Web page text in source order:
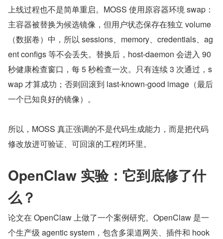
上线过程也不是简单重启。MOSS 使用原容器环境 swap：
主容器被替换为候选镜像，但用户状态保存在独立 volume
（数据卷）中，所以 sessions、memory、credentials、ag
ent configs 等不会丢失。替换后，host-daemon 会进入 90
秒健康检查窗口，每 5 秒检查一次。只有连续 3 次通过，s
wap 才算成功；否则回滚到 last-known-good image（最后
一个已知良好的镜像）。
所以，MOSS 真正强调的不是代码生成能力，而是把代码
修改放进可验证、可回滚的工程闭环里。
OpenClaw 实验：它到底修了什
么？
论文在 OpenClaw 上做了一个案例研究。OpenClaw 是一
个生产级 agentic system，包含多渠道网关、插件和 hook